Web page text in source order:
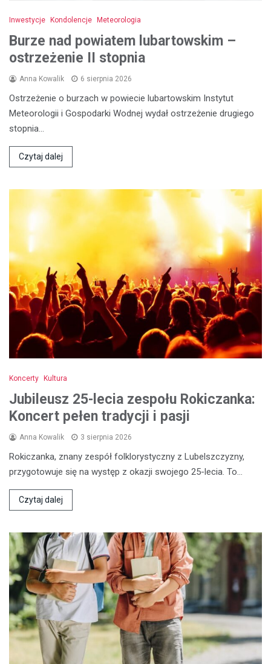
Inwestycje Kondolencje Meteorologia
Burze nad powiatem lubartowskim –
ostrzeżenie II stopnia
Anna Kowalik 6 sierpnia 2026
Ostrzeżenie o burzach w powiecie lubartowskim Instytut
Meteorologii i Gospodarki Wodnej wydał ostrzeżenie drugiego
stopnia…
Czytaj dalej
Koncerty Kultura
Jubileusz 25-lecia zespołu Rokiczanka:
Koncert pełen tradycji i pasji
Anna Kowalik 3 sierpnia 2026
Rokiczanka, znany zespół folklorystyczny z Lubelszczyzny,
przygotowuje się na występ z okazji swojego 25-lecia. To…
Czytaj dalej